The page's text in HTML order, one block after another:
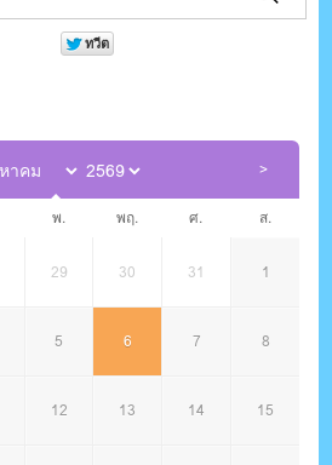
พ. พฤ. ศ. ส.
29 30 31 1
5 6 7 8
12 13 14 15